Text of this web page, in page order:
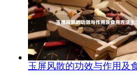
玉屏风散的功效与作用及